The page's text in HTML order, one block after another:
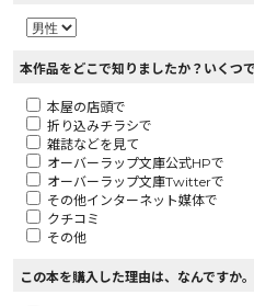
本作品をどこで知りましたか？いくつ
本屋の店頭で
折り込みチラシで
雑誌などを見て
オーバーラップ文庫公式HPで
オーバーラップ文庫Twitterで
その他インターネット媒体で
クチコミ
その他
この本を購入した理由は、なんですか